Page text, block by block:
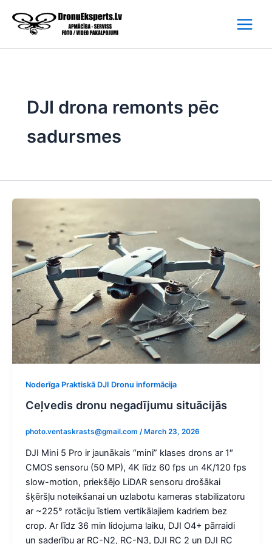
content
DJI drona remonts pēc
sadursmes
Noderīga Praktiskā DJI Dronu informācija
Ceļvedis dronu negadījumu situācijās
photo.ventaskrasts@gmail.com / March 23, 2026
DJI Mini 5 Pro ir jaunākais “mini” klases drons ar 1″
CMOS sensoru (50 MP), 4K līdz 60 fps un 4K/120 fps
slow-motion, priekšējo LiDAR sensoru drošākai
šķēršļu noteikšanai un uzlabotu kameras stabilizatoru
ar ~225° rotāciju īstiem vertikālajiem kadriem bez
crop. Ar līdz 36 min lidojuma laiku, DJI O4+ pārraidi
un saderību ar RC-N2, RC-N3, DJI RC 2 un DJI RC